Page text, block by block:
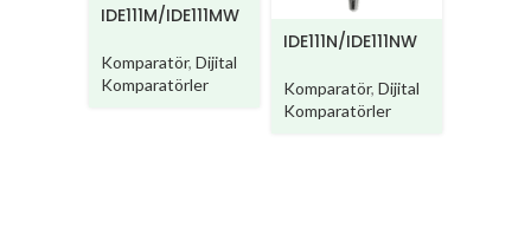
IDE111M/IDE111MW
Komparatör, Dijital
Komparatörler
IDE111N/IDE111NW
Komparatör, Dijital
Komparatörler